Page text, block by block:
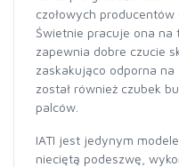
czołowych producentów
Świetnie pracuje ona na
zapewnia dobre czucie
zaskakująco odporna
został również czubek
palców.
IATI jest jedynym
nieciętą podeszwę,